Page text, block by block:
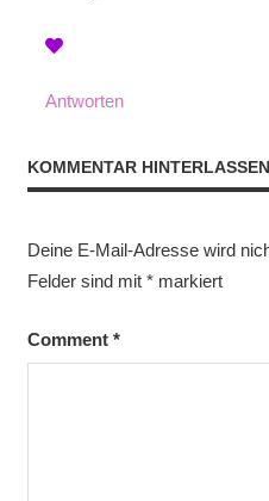
Antworten
KOMMENTAR HINTERLASSEN
Deine E-Mail-Adresse wird
Felder sind mit *markiert
Comment*